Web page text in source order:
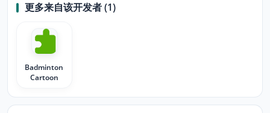
更多来自该开发者 (1)
Badminton
Cartoon